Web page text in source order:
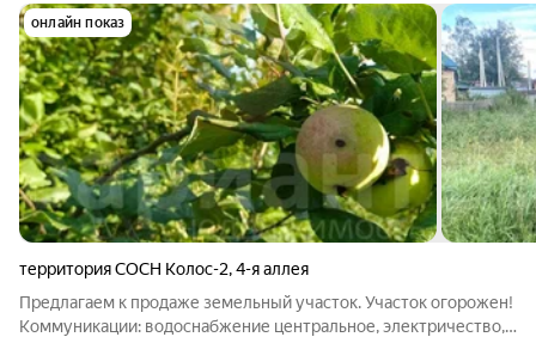
онлайн показ
территория СОСН Колос-2,4-я аллея
Предлагаем к продаже земельный участок. Участок огорожен!
Коммуникации: водоснабжение центральное, электричество,